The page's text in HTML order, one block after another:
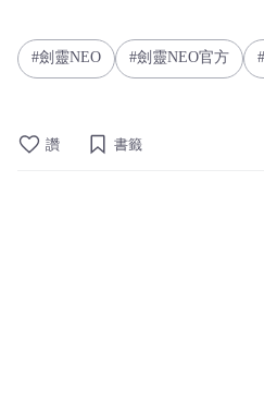
劍靈NEO 劍靈NEO官方
讚 書籤